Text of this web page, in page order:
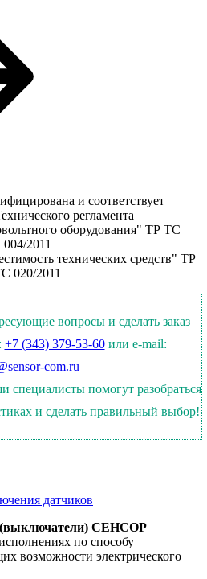
и соответствует
регламента
оборудования" ТР ТС
004/2011
технических средств" ТР
020/2011
вопросы и сделать заказ
+7 (343) 379-53-60или e-mail:
com.ru
помогут разобраться
и сделать правильный выбор!
датчиков
(выключатели) СЕНСОР
по способу
возможности электрического